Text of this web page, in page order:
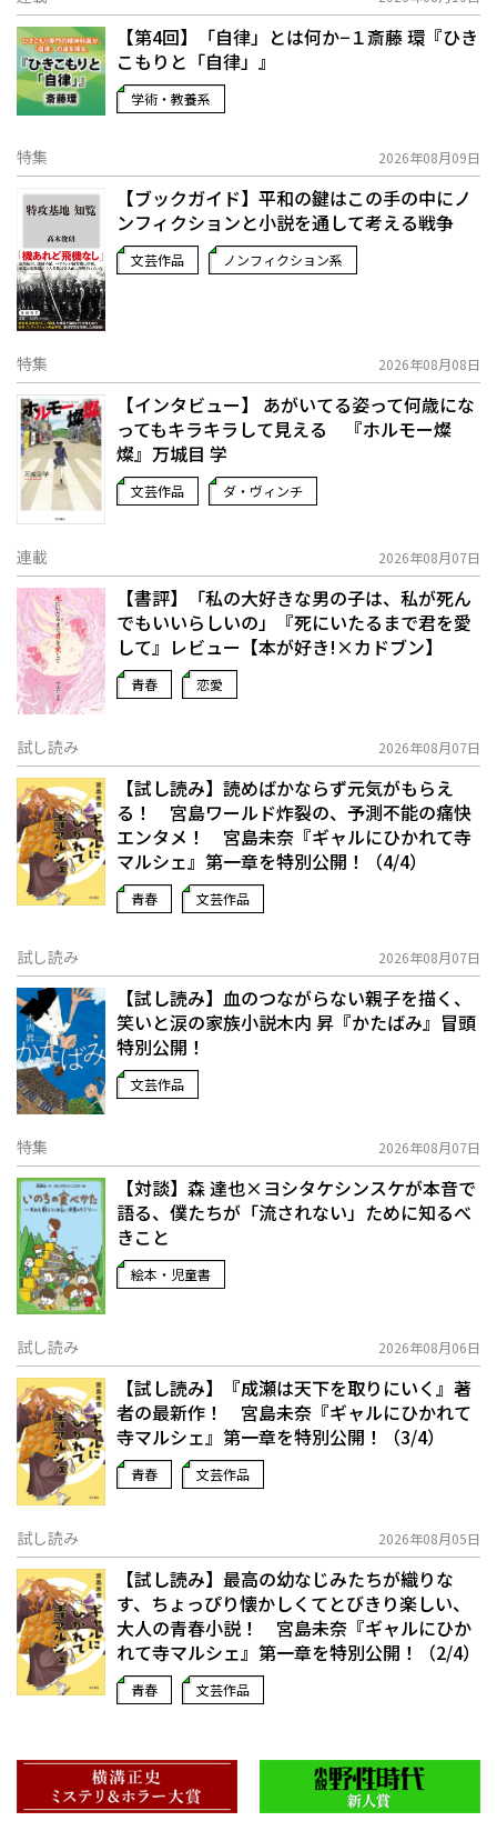
【第4回】「自律」とは何か−１――斎藤 環『ひき
こもりと「自律」』
学術・教養系
特集 2026年08月09日
【ブックガイド】平和の鍵はこの手の中に――ノ
ンフィクションと小説を通して考える戦争
文芸作品 ノンフィクション系
特集 2026年08月08日
【インタビュー】 あがいてる姿って何歳にな
ってもキラキラして見える 『ホルモー燦
燦』万城目 学
文芸作品 ダ・ヴィンチ
連載 2026年08月07日
【書評】「私の大好きな男の子は、私が死ん
でもいいらしいの」――『死にいたるまで君を愛
して』レビュー【本が好き!×カドブン】
青春 恋愛
試し読み 2026年08月07日
【試し読み】読めばかならず元気がもらえ
る！ 宮島ワールド炸裂の、予測不能の痛快
エンタメ！ 宮島未奈『ギャルにひかれて寺
マルシェ』第一章を特別公開！（4/4）
青春 文芸作品
試し読み 2026年08月07日
【試し読み】血のつながらない親子を描く、
笑いと涙の家族小説――木内 昇『かたばみ』冒頭
特別公開！
文芸作品
特集 2026年08月07日
【対談】森 達也×ヨシタケシンスケが本音で
語る、僕たちが「流されない」ために知るべ
きこと
絵本・児童書
試し読み 2026年08月06日
【試し読み】『成瀬は天下を取りにいく』著
者の最新作！ 宮島未奈『ギャルにひかれて
寺マルシェ』第一章を特別公開！（3/4）
青春 文芸作品
試し読み 2026年08月05日
【試し読み】最高の幼なじみたちが織りな
す、ちょっぴり懐かしくてとびきり楽しい、
大人の青春小説！ 宮島未奈『ギャルにひか
れて寺マルシェ』第一章を特別公開！（2/4）
青春 文芸作品